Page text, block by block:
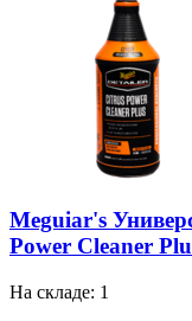
Meguiar's
Power Cleaner
На складе: 1